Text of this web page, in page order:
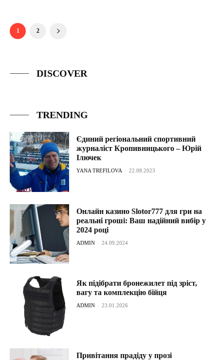
1 2
DISCOVER
TRENDING
Єдиний регіональний спортивний
журналіст Кропивницького – Юрій
Ілючек
YANA TREFILOVA - 22.08.2023
Онлайн казино Slotor777 для гри на
реальні гроші: Ваш надійний вибір у
2024 році
ADMIN - 24.09.2024
Як підібрати бронежилет під зріст,
вагу та комплекцію бійця
ADMIN - 23.01.2026
Привітання прадіду у прозі